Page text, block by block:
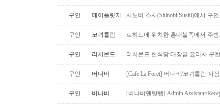
구인 메이플릿지 시노비 스시(Shinobi Sushi)에서 구
구인 코퀴틀람 로히드에 위치한 홍대불족에서 주
구인 리치몬드 리치몬드 한식당 대장금 요리사 구
구인 버나비 [Cafe La Foret] 버나비/코퀴틀람 지
구인 버나비 [버나비덴탈랩] Admin Assistant/